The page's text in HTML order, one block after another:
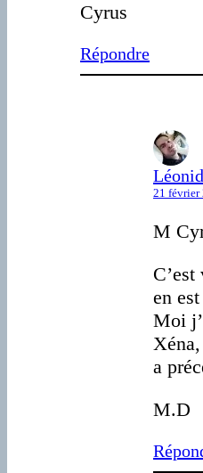
Cyrus
Répondre
21 février
M
C’est
en
Moi
a
M.D